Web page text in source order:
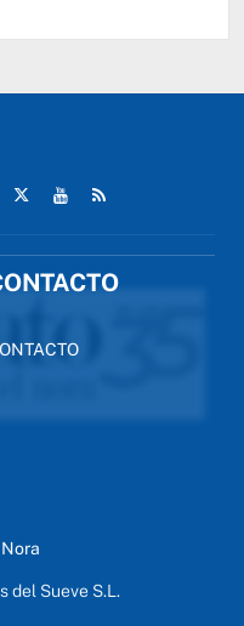
Nora
del Sueve S.L.